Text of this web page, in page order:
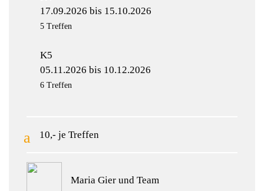
17.09.2026 bis 15.10.2026
5 Treffen
K5
05.11.2026 bis 10.12.2026
6 Treffen
10,- je Treffen
Maria Gier und Team